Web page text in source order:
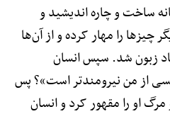
ساخت و چاره اندیشید و
را مهار کرده و از آن‌ها
زبون شد. سپس انسان
از من نیرومندتر است»؟ پس
او را مقهور کرد و انسان